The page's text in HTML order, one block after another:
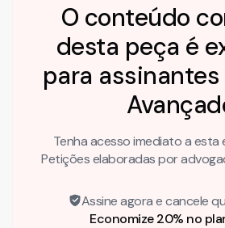
O conteúdo
desta peça é
para assinantes
Tenha acesso imediato a esta
Petições elaboradas por
Assine agora e cancele
Economize 20% no